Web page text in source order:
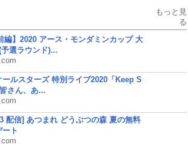
もっと見
る
編】2020 アース・モンダミンカップ 大
選ラウンド)...
ールスターズ 特別ライブ2020「Keep S
さん、あ...
配信] あつまれ どうぶつの森 夏の無料
ート